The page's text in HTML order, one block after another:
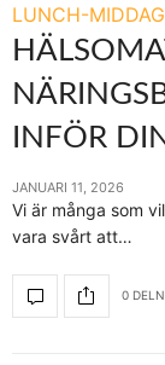
LUNCH-MIDDAG
INFÖR
JANUARI 11, 2026
Vi är många som
vara svårt att…
0